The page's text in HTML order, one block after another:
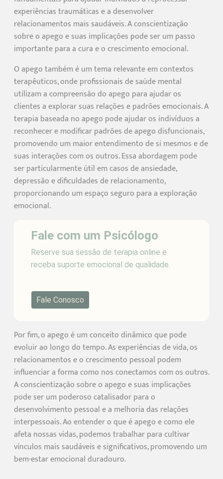
experiências traumáticas e a desenvolver
relacionamentos mais saudáveis. A conscientização
sobre o apego e suas implicações pode ser um passo
importante para a cura e o crescimento emocional.
O apego também é um tema relevante em contextos
terapêuticos, onde profissionais de saúde mental
utilizam a compreensão do apego para ajudar os
clientes a explorar suas relações e padrões emocionais. A
terapia baseada no apego pode ajudar os indivíduos a
reconhecer e modificar padrões de apego disfuncionais,
promovendo um maior entendimento de si mesmos e de
suas interações com os outros. Essa abordagem pode
ser particularmente útil em casos de ansiedade,
depressão e dificuldades de relacionamento,
proporcionando um espaço seguro para a exploração
emocional.
Fale com um Psicólogo
Reserve sua sessão de terapia online e
receba suporte emocional de qualidade.
Fale Conosco
Por fim, o apego é um conceito dinâmico que pode
evoluir ao longo do tempo. As experiências de vida, os
relacionamentos e o crescimento pessoal podem
influenciar a forma como nos conectamos com os outros.
A conscientização sobre o apego e suas implicações
pode ser um poderoso catalisador para o
desenvolvimento pessoal e a melhoria das relações
interpessoais. Ao entender o que é apego e como ele
afeta nossas vidas, podemos trabalhar para cultivar
vínculos mais saudáveis e significativos, promovendo um
bem-estar emocional duradouro.